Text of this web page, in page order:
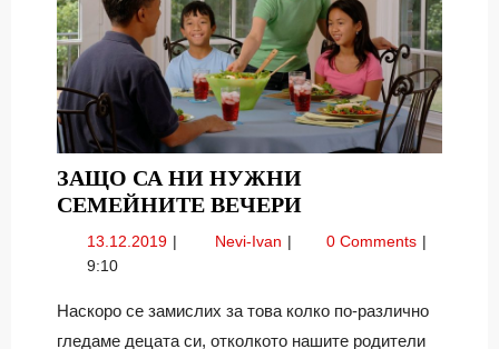
ЗАЩО СА НИ НУЖНИ
СЕМЕЙНИТЕ ВЕЧЕРИЗАЩО
СА
СЕМЕЙНИТЕ
ВЕЧЕРИ
13.12.2019 13.12.2019Nevi-Ivan Защо
нужни
0 Comments
9:10
Наскоро се замислих за това колко по-различно
гледаме децата си, отколкото нашите родители